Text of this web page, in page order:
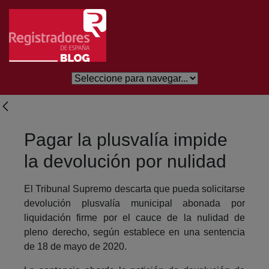
Salta al contingut principal
Pagar la plusvalía impide
la devolución por nulidad
El Tribunal Supremo descarta que pueda solicitarse
devolución plusvalía municipal abonada por
liquidación firme por el cauce de la nulidad de
pleno derecho, según establece en una sentencia
de 18 de mayo de 2020.